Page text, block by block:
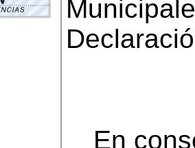
En